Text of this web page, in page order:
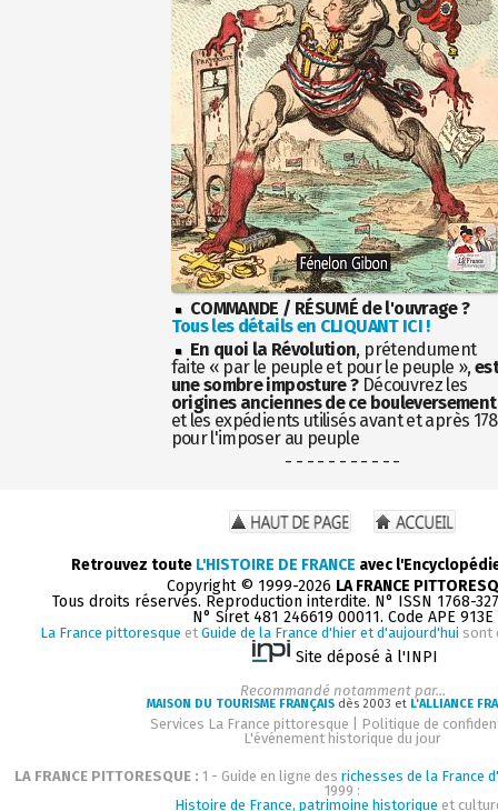
COMMANDE / RÉSUMÉ de l'ouvrage ?
Tous les détails en CLIQUANT ICI !
En quoi la Révolution, prétendument
faite « par le peuple et pour le peuple »,
une sombre imposture ?Découvrez les
origines anciennes de ce bouleversement
et les expédients utilisés avant et après
pour l'imposer au peuple
- - - - - - - - - - -
Retrouvez toute L'HISTOIRE DE FRANCE avec
Copyright © 1999-2026 LA FRANCE
Tous droits réservés. Reproduction interdite. N° ISSN 1768-
N° Siret 481 246619 00011. Code APE 913E
La France pittoresque et Guide de la France d'hier et d'aujourd'hui sont
Site déposé à l'INPI
Recommandé notamment par...
MAISON DU TOURISME FRANÇAISdès 2003 et L'ALLIANCE
Services La France pittoresque
Politique de
L'événement historique du jour
LA FRANCE PITTORESQUE : 1 - Guide en ligne des richesses de la France
1999 :
Histoire de France, patrimoine historique et